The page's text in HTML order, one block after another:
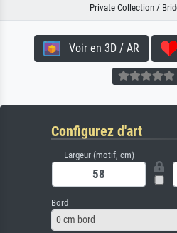
Private Collection /
Voir en 3D / AR
Configurez d'art
Largeur (motif, cm)
Bord
0 cm bord